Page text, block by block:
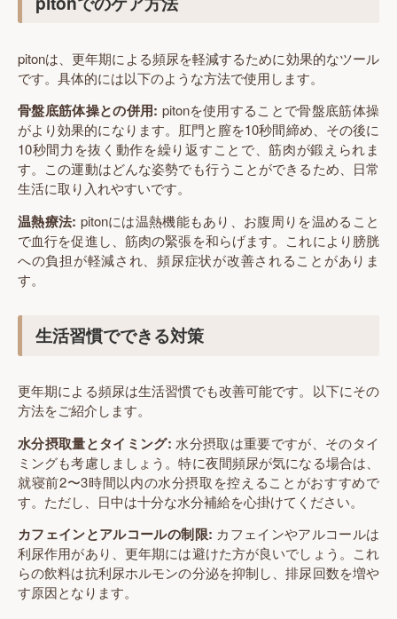
pitonは、更年期による頻尿を軽減するために効果的なツール
です。具体的には以下のような方法で使用します。
骨盤底筋体操との併用: pitonを使用することで骨盤底筋体操
がより効果的になります。肛門と膣を10秒間締め、その後に
10秒間力を抜く動作を繰り返すことで、筋肉が鍛えられま
す。この運動はどんな姿勢でも行うことができるため、日常
生活に取り入れやすいです。
温熱療法: pitonには温熱機能もあり、お腹周りを温めること
で血行を促進し、筋肉の緊張を和らげます。これにより膀胱
への負担が軽減され、頻尿症状が改善されることがありま
す。
生活習慣でできる対策
更年期による頻尿は生活習慣でも改善可能です。以下にその
方法をご紹介します。
水分摂取量とタイミング: 水分摂取は重要ですが、そのタイ
ミングも考慮しましょう。特に夜間頻尿が気になる場合は、
就寝前2〜3時間以内の水分摂取を控えることがおすすめで
す。ただし、日中は十分な水分補給を心掛けてください。
カフェインとアルコールの制限: カフェインやアルコールは
利尿作用があり、更年期には避けた方が良いでしょう。これ
らの飲料は抗利尿ホルモンの分泌を抑制し、排尿回数を増や
す原因となります。